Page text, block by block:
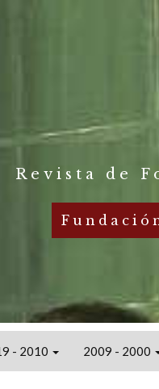
Revista de
- 2010 2009 - 2000